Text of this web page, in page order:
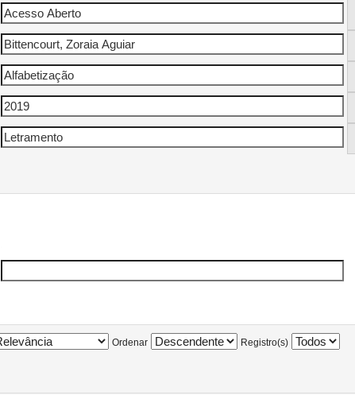
Ordenar Registro(s)